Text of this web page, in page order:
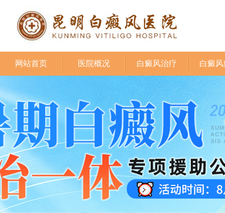
网站首页 医院概况 白癜风治疗 白癜